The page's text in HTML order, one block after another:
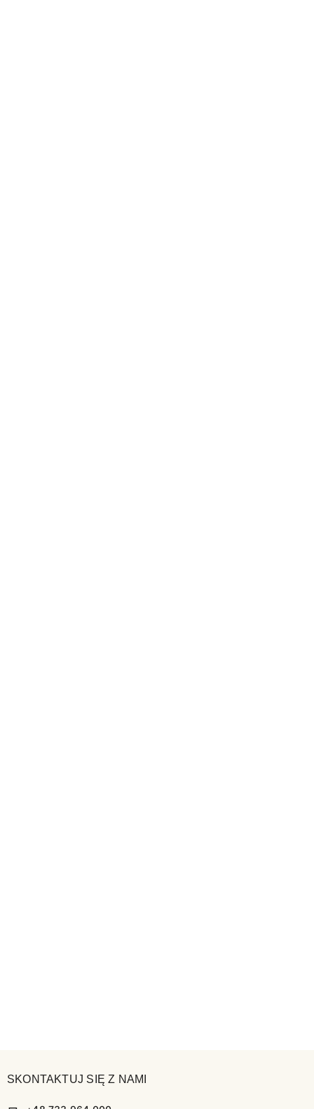
SKONTAKTUJ SIĘ Z NAMI